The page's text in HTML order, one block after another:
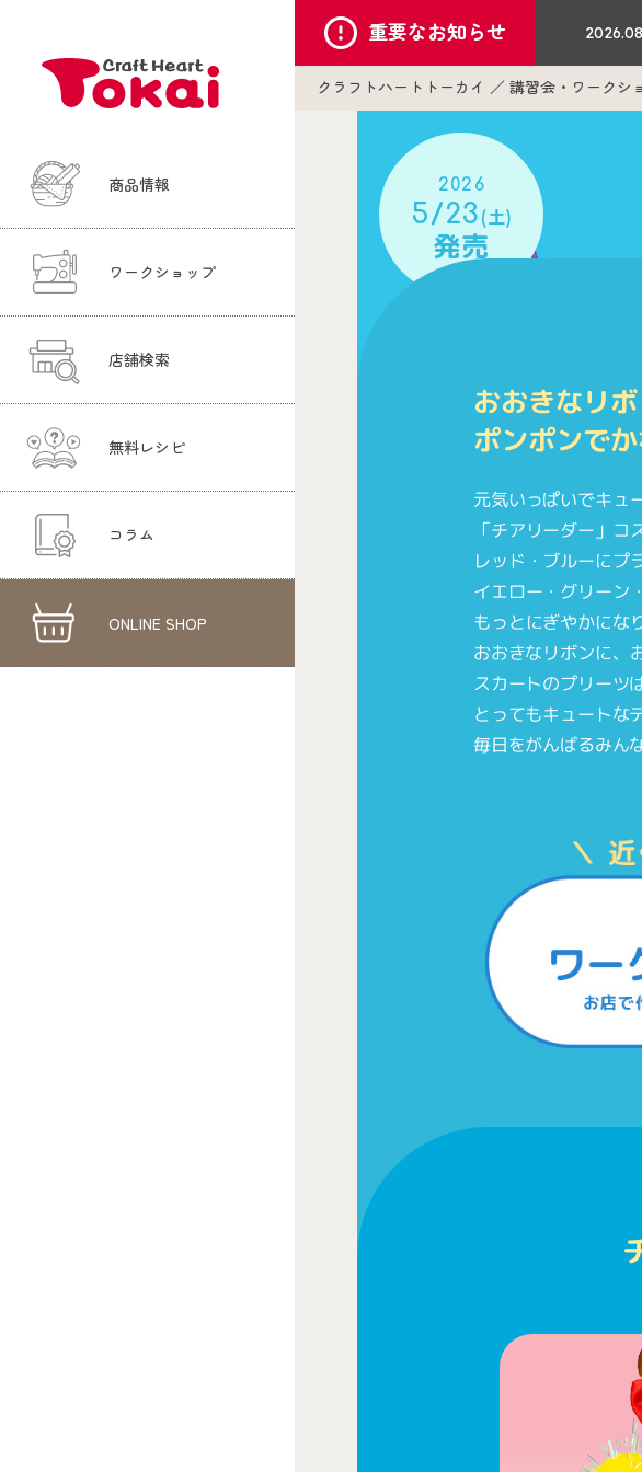
商品情報
ワークショップ
店舗検索
無料レシピ
コラム
ONLINE SHOP
重要なお知らせ
クラフトハートトーカイ 講習会・ワークシ
2026
5/23 (土)
発売
おおきなリボ
ポンポンで
元気いっぱいでキュ
「チアリーダー」コ
レッド・ブルーにプ
イエロー・グリーン
もっとにぎやかにな
おおきなリボンに、
スカートのプリーツ
とってもキュートな
毎日をがんばるみん